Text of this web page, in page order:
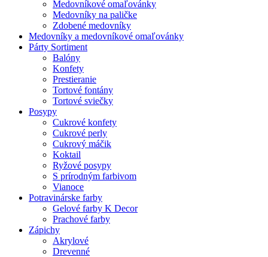
Medovníkové omaľovánky
Medovníky na paličke
Zdobené medovníky
Medovníky a medovníkové omaľovánky
Párty Sortiment
Balóny
Konfety
Prestieranie
Tortové fontány
Tortové sviečky
Posypy
Cukrové konfety
Cukrové perly
Cukrový máčik
Koktail
Ryžové posypy
S prírodným farbivom
Vianoce
Potravinárske farby
Gelové farby K Decor
Prachové farby
Zápichy
Akrylové
Drevenné